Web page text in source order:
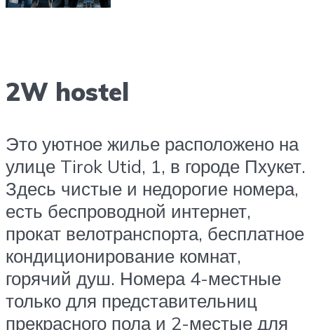
2W hostel
Это уютное жилье расположено на
улице Tirok Utid, 1, в городе Пхукет.
Здесь чистые и недорогие номера,
есть беспроводной интернет,
прокат велотранспорта, бесплатное
кондиционирование комнат,
горячий душ. Номера 4-местные
только для представительниц
прекрасного пола и 2-местые для